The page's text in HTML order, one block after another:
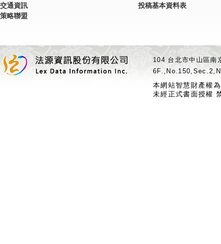
交通資訊
策略聯盟
投稿基本資料表
104 台北市中山區
本網站智慧財產權
未經正式書面授權